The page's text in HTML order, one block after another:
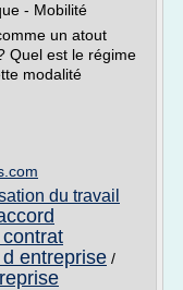
- Mobilité
un atout
Quel est le régime
modalité
du travail
entreprise /